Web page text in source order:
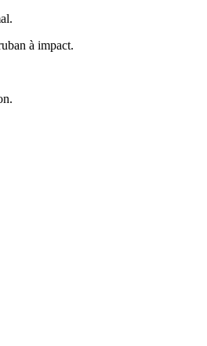
.
à impact.
.